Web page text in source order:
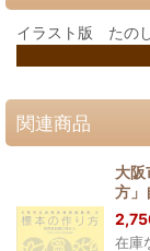
イラスト版 たの
関連商品
大阪
方」
在庫